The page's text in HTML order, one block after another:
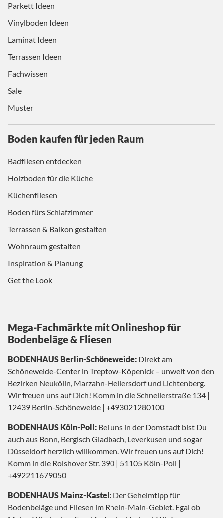
Parkett Ideen
Vinylboden Ideen
Laminat Ideen
Terrassen Ideen
Fachwissen
Sale
Muster
Boden kaufen für jeden Raum
Badfliesen entdecken
Holzboden für die Küche
Küchenfliesen
Boden fürs Schlafzimmer
Terrassen & Balkon gestalten
Wohnraum gestalten
Inspiration & Planung
Get the Look
Mega-Fachmärkte mit Onlineshop für
Bodenbeläge & Fliesen
BODENHAUS Berlin-Schöneweide: Direkt am
Schöneweide-Center in Treptow-Köpenick – unweit von den
Bezirken Neukölln, Marzahn-Hellersdorf und Lichtenberg.
Wir freuen uns auf Dich! Komm in die Schnellerstraße 134 |
12439 Berlin-Schöneweide | +493021280100
BODENHAUS Köln-Poll: Bei uns in der Domstadt bist Du
auch aus Bonn, Bergisch Gladbach, Leverkusen und sogar
Düsseldorf herzlich willkommen. Wir freuen uns auf Dich!
Komm in die Rolshover Str. 390 | 51105 Köln-Poll |
+492211679050
BODENHAUS Mainz-Kastel: Der Geheimtipp für
Bodenbeläge und Fliesen im Rhein-Main-Gebiet. Egal ob